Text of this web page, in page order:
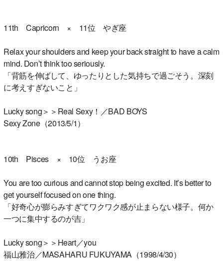
11th Capricorn × 11位 やぎ座
Relax your shoulders and keep your back straight to have a calm
mind. Don’t think too seriously.
「背筋を伸ばして、ゆったりとした気持ちで過ごそう。深刻
に考えすぎないこと」
Lucky song＞＞Real Sexy！／BAD BOYS
Sexy Zone（2013/5/1）
10th Pisces × 10位 うお座
You are too curious and cannot stop being excited. It’s better to
get yourself focused on one thing.
「好奇心が膨らみすぎてワクワク感が止まらない様子。何か
一つに集中するのが吉」
Lucky song＞＞Heart／you
福山雅治／MASAHARU FUKUYAMA（1998/4/30）